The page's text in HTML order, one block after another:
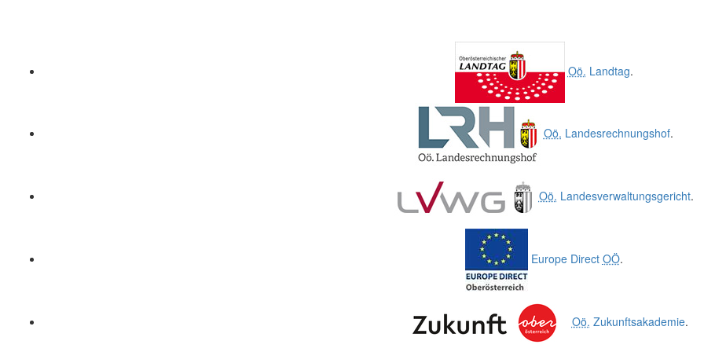
Oö. Landtag.
Oö. Landesrechnungshof.
Oö. Landesverwaltungsgericht.
Europe Direct OÖ.
Oö. Zukunftsakademie.